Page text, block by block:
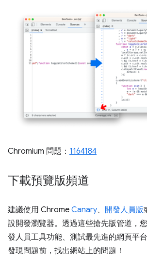
Chromium 問題： 1164184
下載預覽版頻道
建議使用 Chrome Canary、 開發人員版
設開發瀏覽器。透過這些搶先版管道，
發人員工具功能、測試最先進的網頁平
發現問題前，找出網站上的問題！